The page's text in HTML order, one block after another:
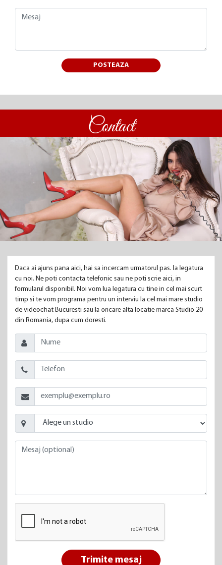
POSTEAZA
Contact
Daca ai ajuns pana aici, hai sa incercam urmatorul pas. Ia legatura
cu noi. Ne poti contacta telefonic sau ne poti scrie aici, in
formularul disponibil. Noi vom lua legatura cu tine in cel mai scurt
timp si te vom programa pentru un interviu la cel mai mare studio
de videochat Bucuresti sau la oricare alta locatie marca Studio 20
din Romania, dupa cum doresti.
Trimite mesaj